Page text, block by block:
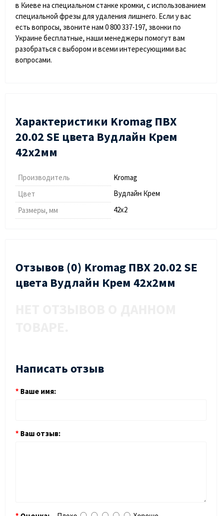
в Киеве на специальном станке кромки, с использованием
специальной фрезы для удаления лишнего. Если у вас
есть вопросы, звоните нам 0 800 337-197, звонки по
Украине бесплатные, наши менеджеры помогут вам
разобраться с выбором и всеми интересующими вас
вопросами.
Характеристики Kromag ПВХ
20.02 SЕ цвета Вудлайн Крем
42х2мм
Производитель
Kromag
Цвет
Вудлайн Крем
Размеры, мм
42х2
Отзывов (0) Kromag ПВХ 20.02 SЕ
цвета Вудлайн Крем 42х2мм
Написать отзыв
Ваше имя:
Ваш отзыв: